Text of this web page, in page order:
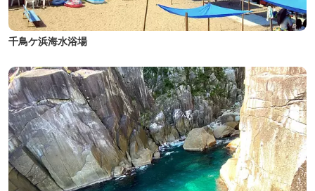
千鳥ケ浜海水浴場